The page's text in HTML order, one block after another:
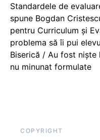
Standardele de
spune Bogdan
pentru Curriculum și
problema să îi pui
Biserică / Au fost niște
nu minunat formulate
COPYRIGHT